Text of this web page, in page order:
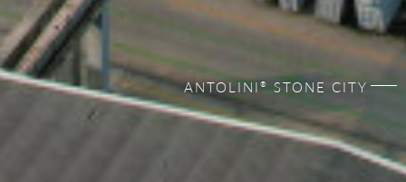
ANTOLINI ® STONE CITY